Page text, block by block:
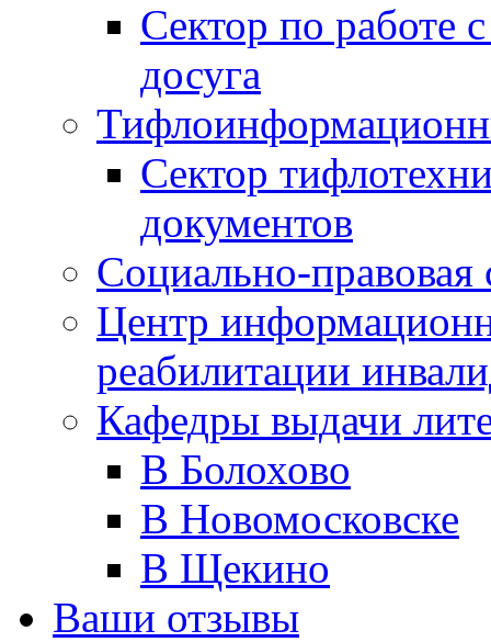
Сектор по работе
досуга
Сектор
документов
Социально-правовая
Центр
реабилитации
Кафедры выдачи
В Болохово
В Новомосковске
В Щекино
Ваши отзывы